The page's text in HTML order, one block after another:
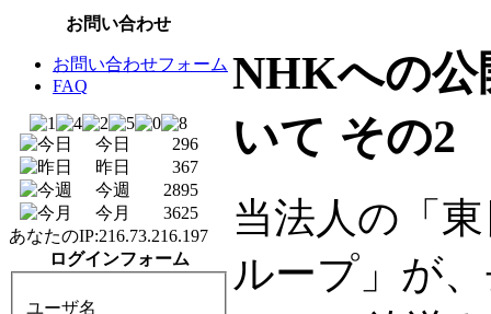
お問い合わせ
お問い合わせフォーム
FAQ
今日
296
昨日
367
今週
2895
今月
3625
あなたのIP:216.73.216.197
ログインフォーム
ユーザ名
NHKへの公
いて その2
当法人の「
ループ」が